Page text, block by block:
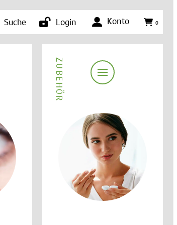
Suche Login Konto 0
ZUBEHÖR